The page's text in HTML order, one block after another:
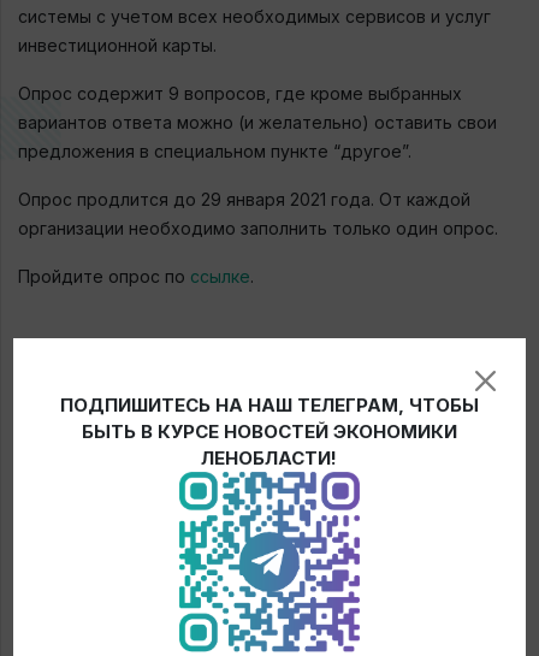
системы с учетом всех необходимых сервисов и услуг
инвестиционной карты.
Опрос содержит 9 вопросов, где кроме выбранных
вариантов ответа можно (и желательно) оставить свои
предложения в специальном пункте “другое”.
Опрос продлится до 29 января 2021 года. От каждой
организации необходимо заполнить только один опрос.
Пройдите опрос по ссылке.
ПОДПИШИТЕСЬ НА НАШ ТЕЛЕГРАМ, ЧТОБЫ
БЫТЬ В КУРСЕ НОВОСТЕЙ ЭКОНОМИКИ
ЛЕНОБЛАСТИ!